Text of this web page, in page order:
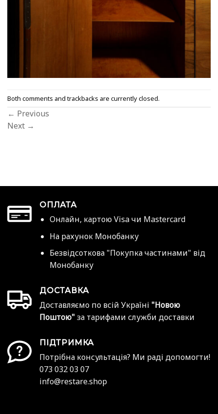
Both comments and trackbacks are currently closed.
← Previous
Next →
ОПЛАТА
Онлайн, картою Visa чи Mastercard
На рахунок Монобанку
Безвідсоткова "Покупка частинами" від
Монобанку
ДОСТАВКА
Доставляємо по всій Україні "Новою
Поштою" за тарифами служби доставки
ПІДТРИМКА
Потрібна консультація? Ми раді допомогти!
073 032 03 07
info@restare.shop